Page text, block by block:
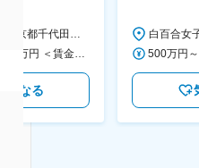
◆年休126日・
気になる